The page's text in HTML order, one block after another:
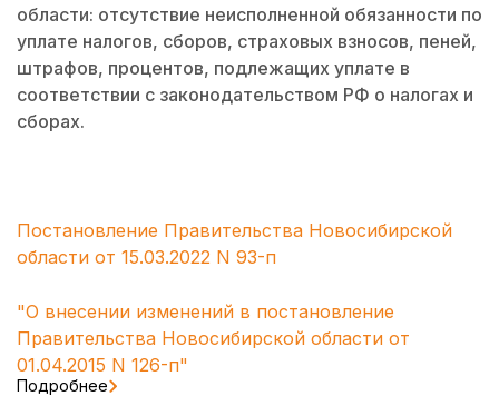
области: отсутствие неисполненной обязанности по
уплате налогов, сборов, страховых взносов, пеней,
штрафов, процентов, подлежащих уплате в
соответствии с законодательством РФ о налогах и
сборах.
Постановление Правительства Новосибирской
области от 15.03.2022 N 93-п
"О внесении изменений в постановление
Правительства Новосибирской области от
01.04.2015 N 126-п"
Подробнее